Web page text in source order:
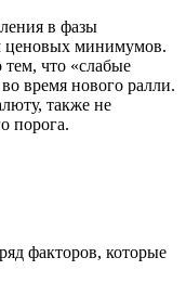
в фазы
ценовых минимумов.
что «слабые
время нового ралли.
также не
порога.
факторов, которые